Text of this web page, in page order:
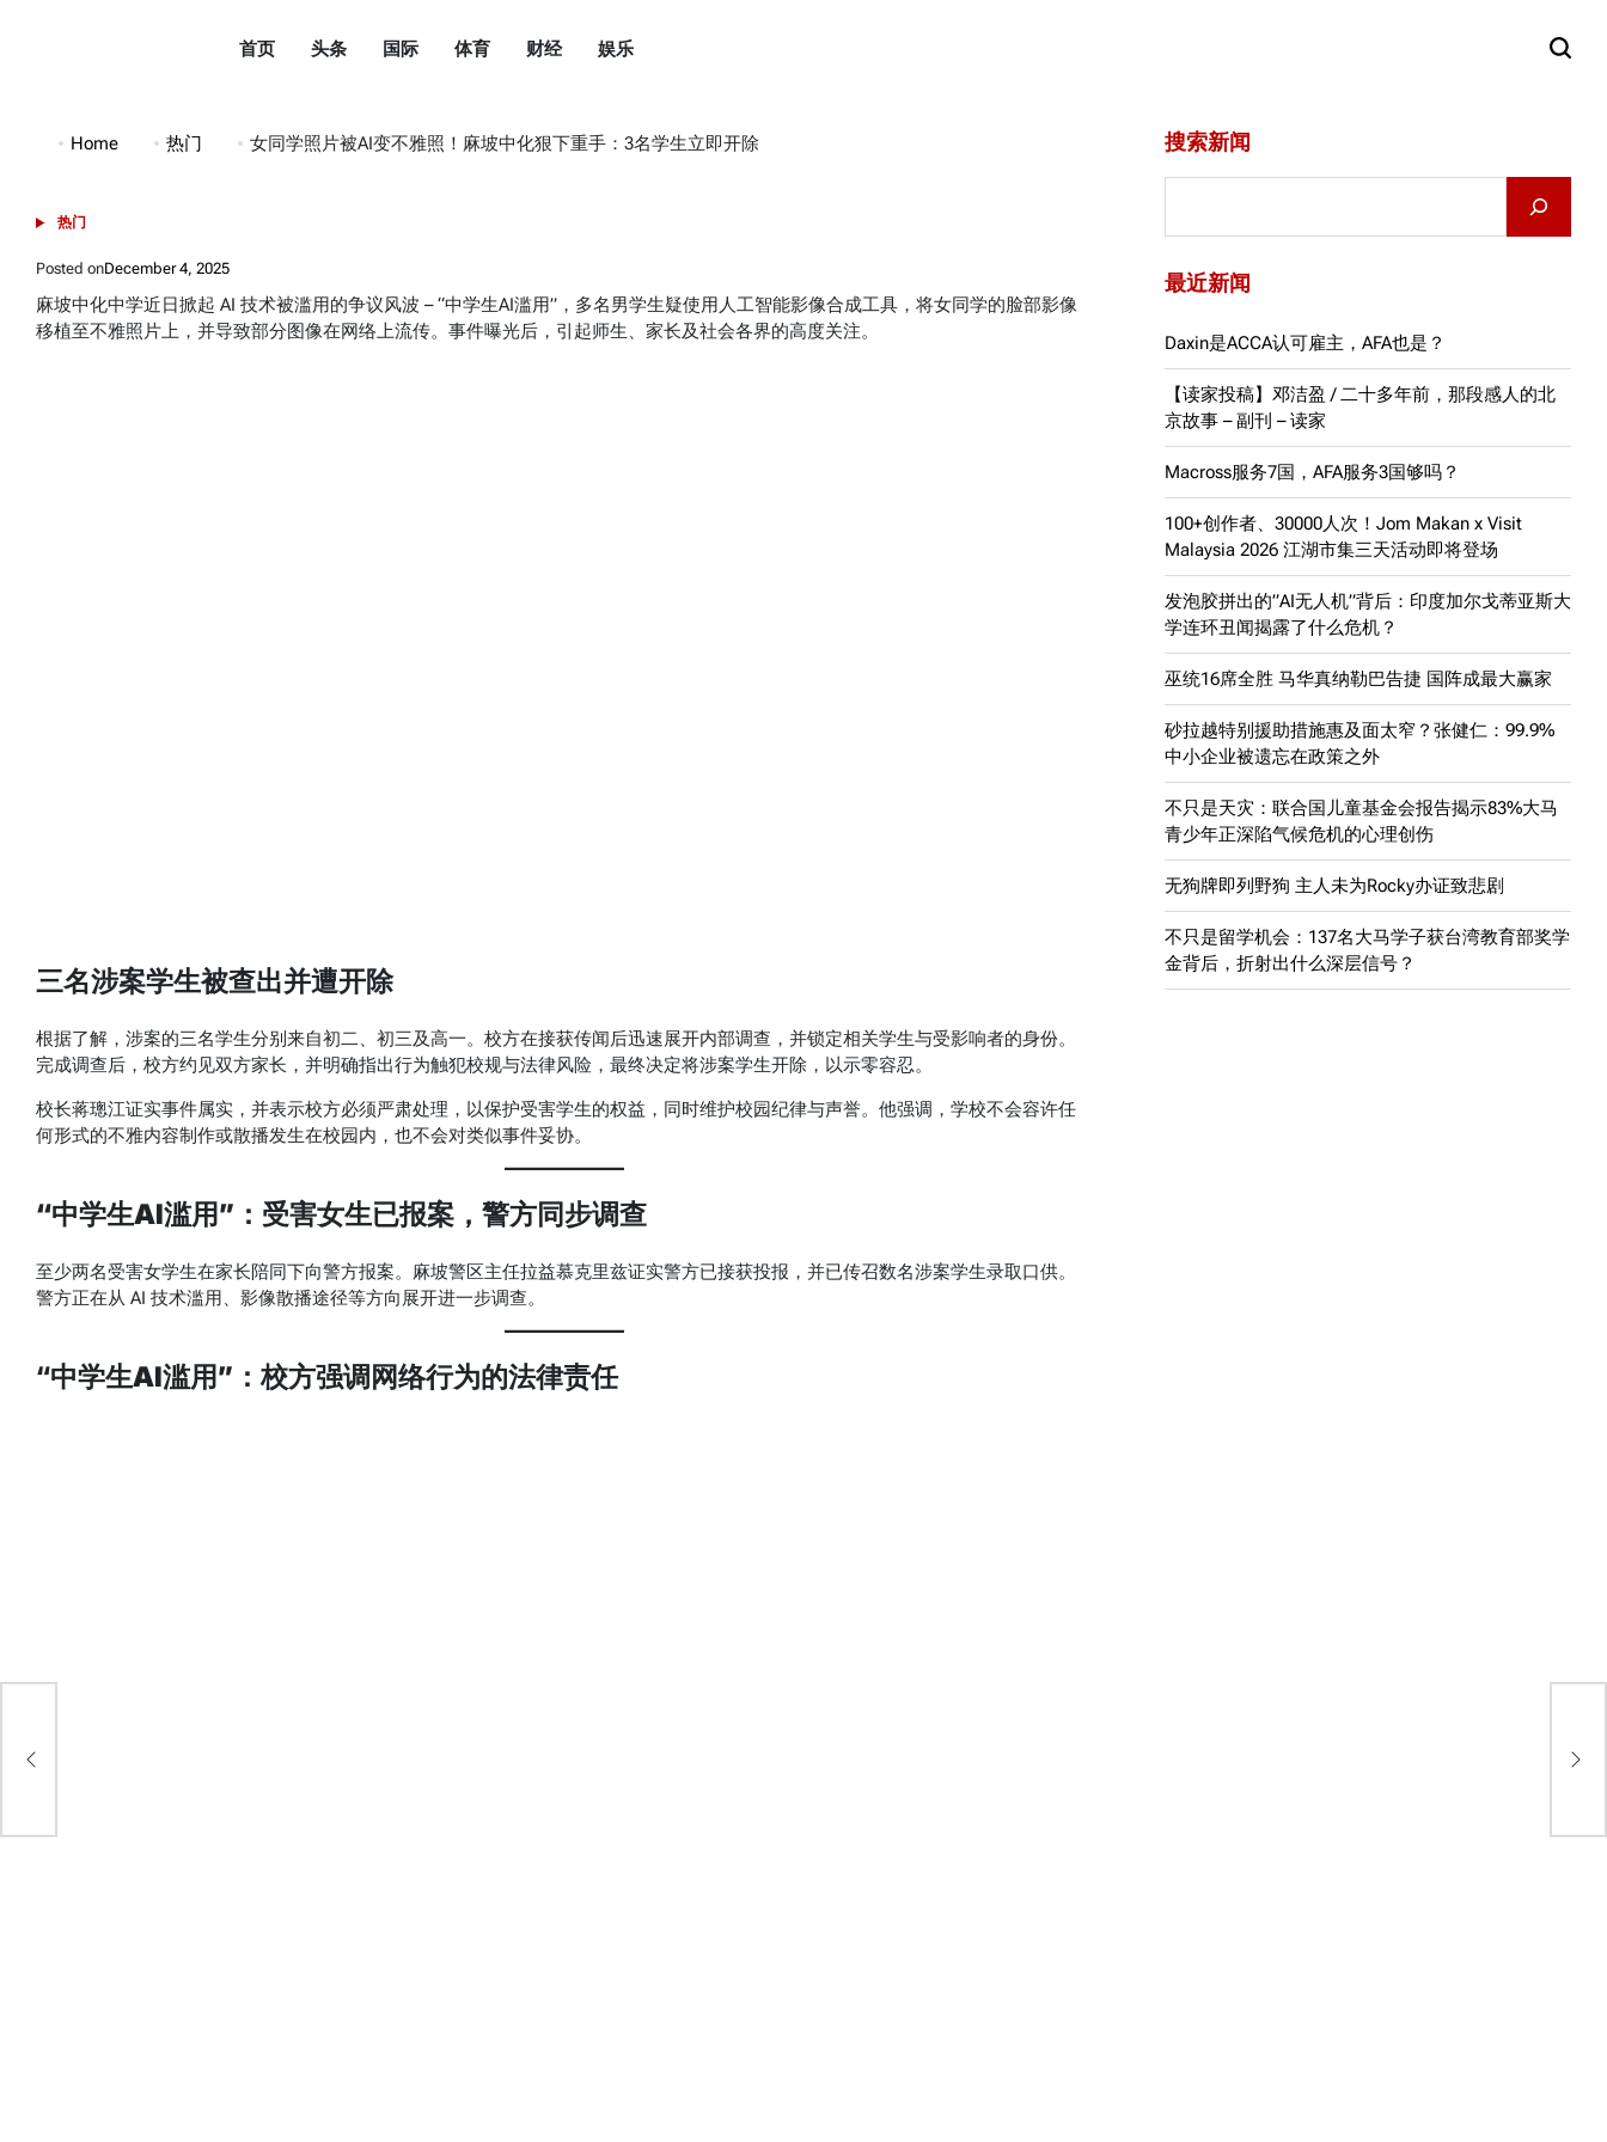
市
条
DuShiTouTiao
首页 头条 国际 体育 财经 娱乐
Home 热门 女同学照片被AI变不雅照！麻坡中化狠下重手：3名学生立即开除
POSTED
热门
Posted onDecember 4, 2025
麻坡中化中学近日掀起 AI 技术被滥用的争议风波 – “中学生AI滥用”，多名男学生疑使用人工智能影像合成工具，将女同学的脸部影像
移植至不雅照片上，并导致部分图像在网络上流传。事件曝光后，引起师生、家长及社会各界的高度关注。
三名涉案学生被查出并遭开除
根据了解，涉案的三名学生分别来自初二、初三及高一。校方在接获传闻后迅速展开内部调查，并锁定相关学生与受影响者的身份。
完成调查后，校方约见双方家长，并明确指出行为触犯校规与法律风险，最终决定将涉案学生开除，以示零容忍。
校长蒋璁江证实事件属实，并表示校方必须严肃处理，以保护受害学生的权益，同时维护校园纪律与声誉。他强调，学校不会容许任
何形式的不雅内容制作或散播发生在校园内，也不会对类似事件妥协。
“中学生AI滥用”：受害女生已报案，警方同步调查
至少两名受害女学生在家长陪同下向警方报案。麻坡警区主任拉益慕克里兹证实警方已接获投报，并已传召数名涉案学生录取口供。
警方正在从 AI 技术滥用、影像散播途径等方向展开进一步调查。
“中学生AI滥用”：校方强调网络行为的法律责任
搜索新闻
最近新闻
Daxin是ACCA认可雇主，AFA也是？
【读家投稿】邓洁盈 / 二十多年前，那段感人的北
京故事 – 副刊 – 读家
Macross服务7国，AFA服务3国够吗？
100+创作者、30000人次！Jom Makan x Visit
Malaysia 2026 江湖市集三天活动即将登场
发泡胶拼出的”AI无人机”背后：印度加尔戈蒂亚斯大
学连环丑闻揭露了什么危机？
巫统16席全胜 马华真纳勒巴告捷 国阵成最大赢家
砂拉越特别援助措施惠及面太窄？张健仁：99.9%
中小企业被遗忘在政策之外
不只是天灾：联合国儿童基金会报告揭示83%大马
青少年正深陷气候危机的心理创伤
无狗牌即列野狗 主人未为Rocky办证致悲剧
不只是留学机会：137名大马学子获台湾教育部奖学
金背后，折射出什么深层信号？